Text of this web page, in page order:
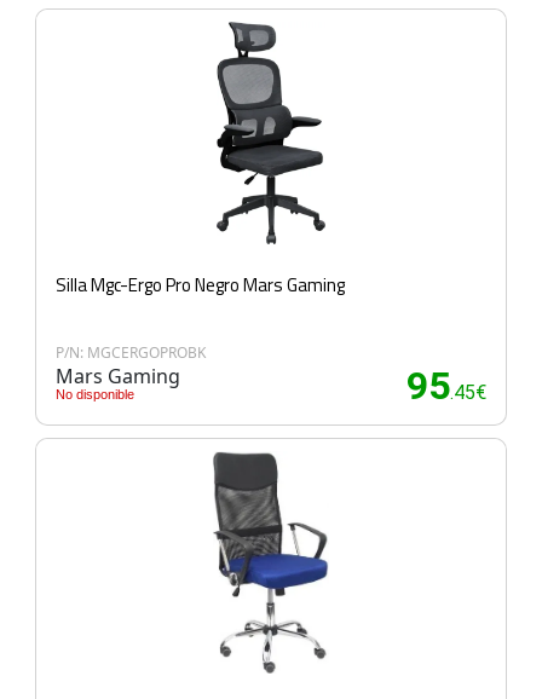
Silla Mgc-Ergo Pro Negro Mars Gaming
P/N: MGCERGOPROBK
Mars Gaming
No disponible 95.45€